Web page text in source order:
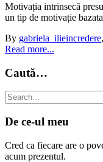
Motivația intrinsecă
un tip de motivație
By gabriela_ilieincredere,
Read more...
Caută…
De ce-ul meu
Cred ca fiecare are o
acum prezentul.